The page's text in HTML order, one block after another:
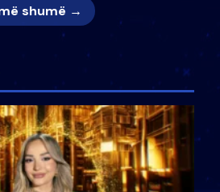
shumë →